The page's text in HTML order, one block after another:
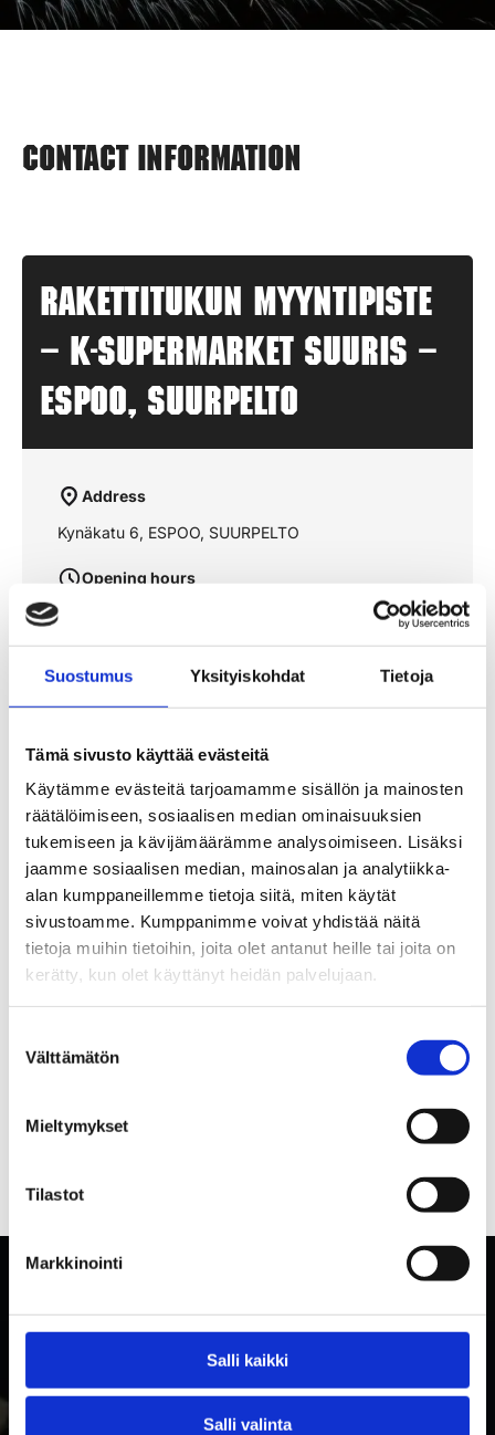
Suostumus Yksityiskohdat Tietoja
Tämä sivusto käyttää evästeitä
Käytämme evästeitä tarjoamamme sisällön ja mainosten
räätälöimiseen, sosiaalisen median ominaisuuksien
tukemiseen ja kävijämäärämme analysoimiseen. Lisäksi
jaamme sosiaalisen median, mainosalan ja analytiikka-
alan kumppaneillemme tietoja siitä, miten käytät
sivustoamme. Kumppanimme voivat yhdistää näitä
tietoja muihin tietoihin, joita olet antanut heille tai joita on
kerätty, kun olet käyttänyt heidän palvelujaan.
valinta
Välttämätön
Mieltymykset
Tilastot
Markkinointi
Salli kaikki
Salli valinta
Contact information
Rakettitukun myyntipiste
– K-SUPERMARKET SUURIS –
ESPOO, SUURPELTO
Address
Kynäkatu 6, ESPOO, SUURPELTO
Opening hours
aukioloajat julkaistaan lähempänä sesonkia
See the route on the map